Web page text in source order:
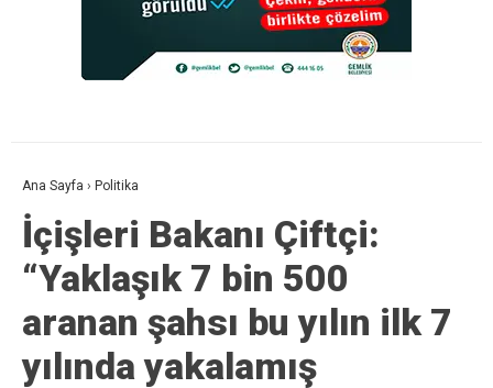
Ana Sayfa › Politika
İçişleri Bakanı Çiftçi:
“Yaklaşık 7 bin 500
aranan şahsı bu yılın ilk 7
yılında yakalamış